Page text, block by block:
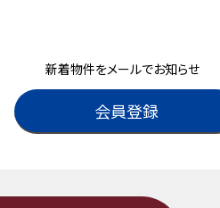
新着物件をメールでお知らせ
会員登録